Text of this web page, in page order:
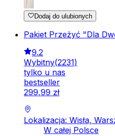
Dodaj do ulubionych
Pakiet Przeżyć "Dla
9.2
Wybitny(2231)
tylko u nas
bestseller
299,99 zł
Lokalizacja: Wisła,
W całej Polsce